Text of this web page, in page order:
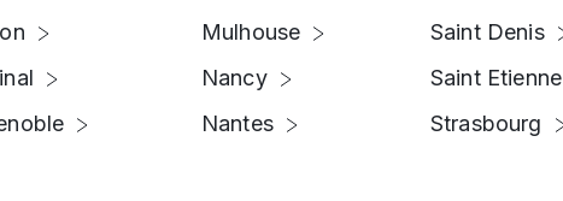
Mulhouse
Nancy
Nantes
Saint Denis
Saint Etienne
Strasbourg